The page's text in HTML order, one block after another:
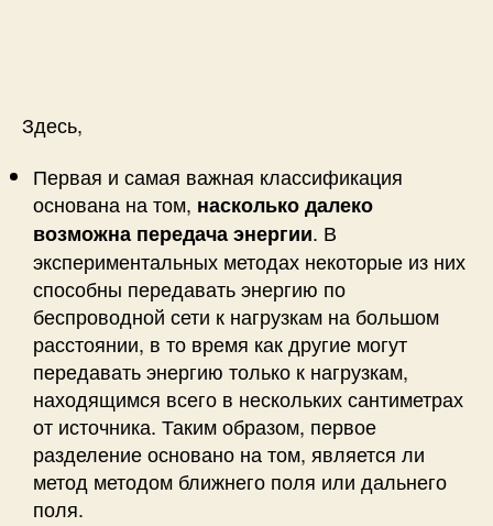
Здесь,
Первая и самая важная классификация
основана на том, насколько далеко
возможна передача энергии. В
экспериментальных методах некоторые из них
способны передавать энергию по
беспроводной сети к нагрузкам на большом
расстоянии, в то время как другие могут
передавать энергию только к нагрузкам,
находящимся всего в нескольких сантиметрах
от источника. Таким образом, первое
разделение основано на том, является ли
метод методом ближнего поля или дальнего
поля.